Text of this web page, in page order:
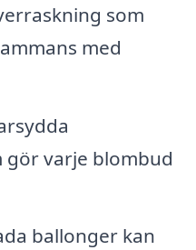
som
med
gör varje blombud
ballonger kan